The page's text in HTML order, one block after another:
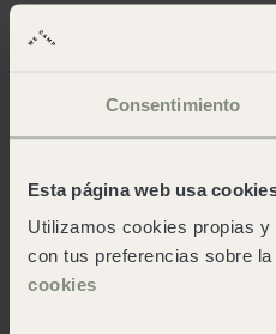
Consentimiento
Esta página web usa
Utilizamos cookies propias
con tus preferencias sobre
cookies
L'Escala